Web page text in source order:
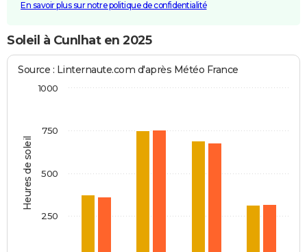
En savoir plus sur notre politique de confidentialité
Soleil à Cunlhat en 2025
Heures de soleil
Source : Linternaute.com d'après Météo France
250
500
750
1000